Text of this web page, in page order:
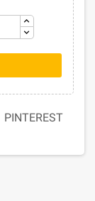
PINTEREST